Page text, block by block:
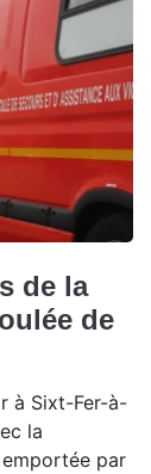
de la
de
à Sixt-Fer-à-
la
par